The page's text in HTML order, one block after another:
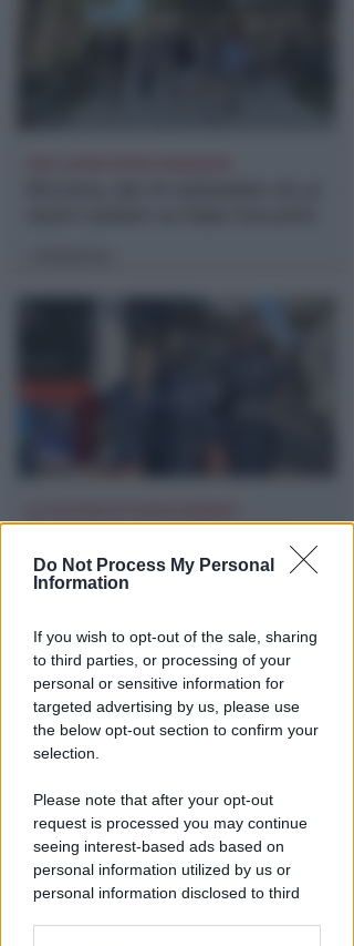
Do Not Process My Personal
Information
If you wish to opt-out of the sale, sharing
to third parties, or processing of your
personal or sensitive information for
targeted advertising by us, please use
the below opt-out section to confirm your
selection.
Please note that after your opt-out
request is processed you may continue
seeing interest-based ads based on
personal information utilized by us or
personal information disclosed to third
colti sul fatto e arrestati
PER LA MESSA DEL PONTEFICE
Papa Leone XIV a Rimini: iniziati
i lavori di allestimento a
piazzale Boscovich